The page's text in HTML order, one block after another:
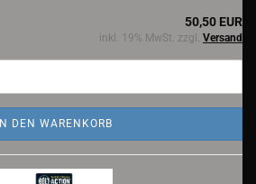
50,50 EUR
inkl. 19% MwSt. zzgl. Versand
IN DEN WARENKORB